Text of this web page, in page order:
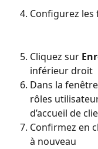
Configurez les
Cliquez sur
inférieur droit
Dans la
rôles
d’accueil de
Confirmez en
à nouveau